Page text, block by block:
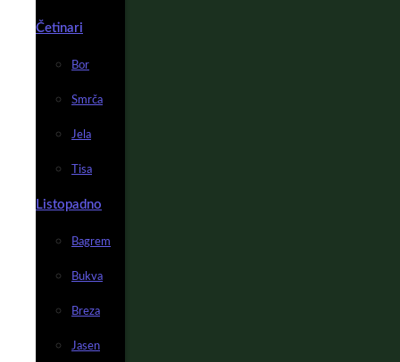
Četinari
Bor
Smrča
Jela
Tisa
Listopadno
Bagrem
Bukva
Breza
Jasen